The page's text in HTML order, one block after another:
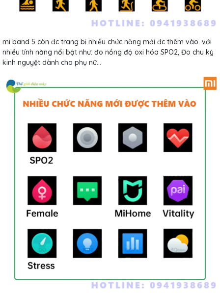
mi band 5 còn đc trang bị nhiều chức năng mới đc thêm vào. với
nhiều tính năng nổi bật như: đo nồng độ oxi hóa SPO2, Đo chu kỳ
kinh nguyệt dành cho phụ nữ...